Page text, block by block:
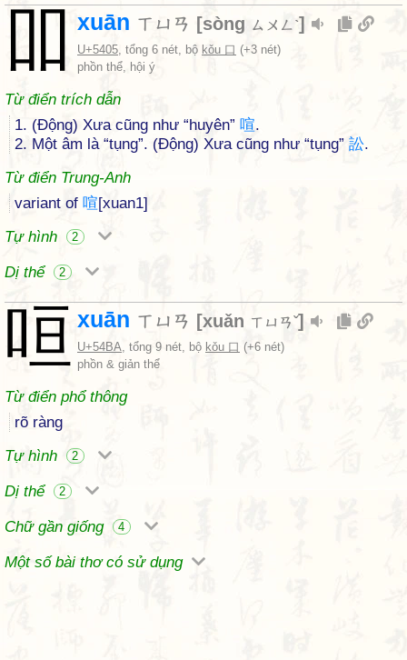
吅 xuān ㄒㄩㄢ [sòng ㄙㄨㄥˋ]
U+5405, tổng 6 nét, bộ kǒu 口 (+3 nét)
phồn thể, hội ý
Từ điển trích dẫn
1. (Động) Xưa cũng như “huyên” 喧.
2. Một âm là “tụng”. (Động) Xưa cũng như “tụng” 訟.
Từ điển Trung-Anh
variant of 喧[xuan1]
Tự hình
2
Dị thể 2
咺 xuān ㄒㄩㄢ [xuǎn ㄒㄩㄢˇ]
U+54BA, tổng 9 nét, bộ kǒu 口 (+6 nét)
phồn & giản thể
Từ điển phổ thông
rõ ràng
Tự hình
2
Dị thể 2
Chữ gần giống 4
Một số bài thơ có sử dụng